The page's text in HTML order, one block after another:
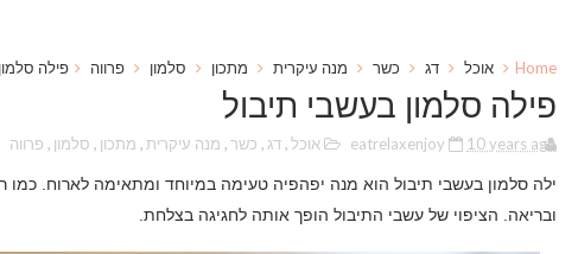
Home אוכל דג כשר מנה עיקרית מתכון סלמון פרווה פילה
פילה סלמון בעשבי תיבול
eatrelaxenjoy 10 years ago אוכל , דג , כשר , מנה עיקרית , מתכון , סלמון , פרווה
ילה סלמון בעשבי תיבול הוא מנה יפהפיה טעימה במיוחד ומתאימה לארוח. כמו
ובריאה. הציפוי של עשבי התיבול הופך אותה לחגיגה בצלחת.